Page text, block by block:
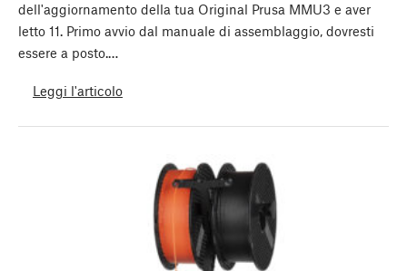
dell'aggiornamento della tua Original Prusa MMU3 e aver
letto 11. Primo avvio dal manuale di assemblaggio, dovresti
essere a posto.…
Leggi l'articolo